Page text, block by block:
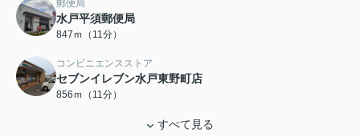
郵便局
水戸平須郵便局
847ｍ（11分）
コンビニエンスストア
セブンイレブン水戸東野町店
856ｍ（11分）
すべて見る